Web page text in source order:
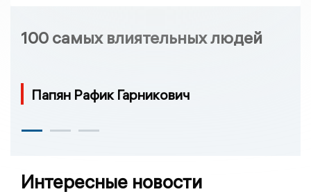
100 самых влиятельных людей
Папян Рафик Гарникович
Интересные новости